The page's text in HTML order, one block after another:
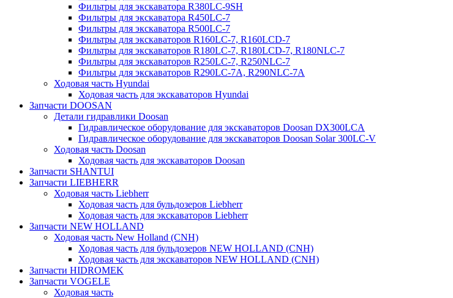
Фильтры для экскаватора R380LC-9SH
Фильтры для экскаватора R450LC-7
Фильтры для экскаватора R500LC-7
Фильтры для экскаваторов R160LC-7, R160LCD-7
Фильтры для экскаваторов R180LC-7, R180LCD-7, R180NLC-7
Фильтры для экскаваторов R250LC-7, R250NLC-7
Фильтры для экскаваторов R290LC-7A, R290NLC-7A
Ходовая часть Hyundai
Ходовая часть для экскаваторов Hyundai
Запчасти DOOSAN
Детали гидравлики Doosan
Гидравлическое оборудование для экскаваторов Doosan DX300LCA
Гидравлическое оборудование для экскаваторов Doosan Solar 300LC-V
Ходовая часть Doosan
Ходовая часть для экскаваторов Doosan
Запчасти SHANTUI
Запчасти LIEBHERR
Ходовая часть Liebherr
Ходовая часть для бульдозеров Liebherr
Ходовая часть для экскаваторов Liebherr
Запчасти NEW HOLLAND
Ходовая часть New Holland (CNH)
Ходовая часть для бульдозеров NEW HOLLAND (CNH)
Ходовая часть для экскаваторов NEW HOLLAND (CNH)
Запчасти HIDROMEK
Запчасти VOGELE
Ходовая часть